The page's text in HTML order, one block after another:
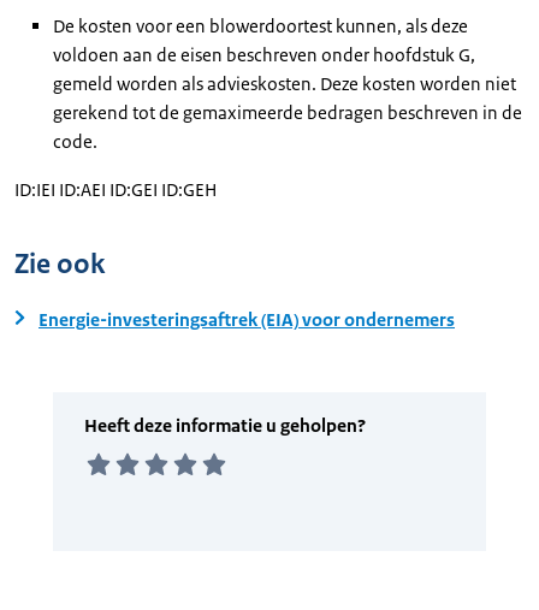
De kosten voor een blowerdoortest kunnen, als deze
voldoen aan de eisen beschreven onder hoofdstuk G,
gemeld worden als advieskosten. Deze kosten worden niet
gerekend tot de gemaximeerde bedragen beschreven in de
code.
​ID:IEI ID:AEI ID:GEI ID:GEH
Zie ook
Energie-investeringsaftrek (EIA) voor ondernemers